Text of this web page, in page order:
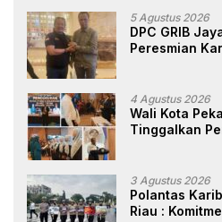
5 Agustus 2026
DPC GRIB
Peresmian
4 Agustus 2026
Wali Kota
Tinggalkan
3 Agustus 2026
Polantas
Riau :